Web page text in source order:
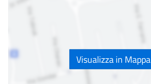
Visualizza in Mappa